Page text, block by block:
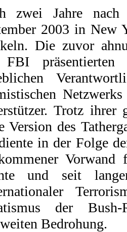
zwei Jahre nach
2003 in New
Die zuvor
FBI
Trotz ihrer
Version des
in der Folge
und seit
der
Bedrohung.